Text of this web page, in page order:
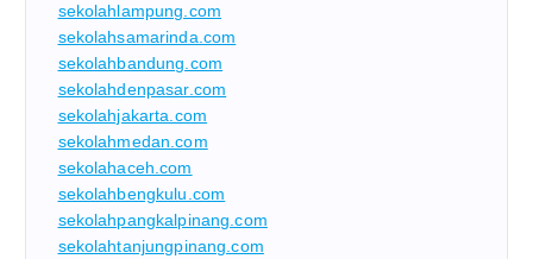
sekolahlampung.com
sekolahsamarinda.com
sekolahbandung.com
sekolahdenpasar.com
sekolahjakarta.com
sekolahmedan.com
sekolahaceh.com
sekolahbengkulu.com
sekolahpangkalpinang.com
sekolahtanjungpinang.com